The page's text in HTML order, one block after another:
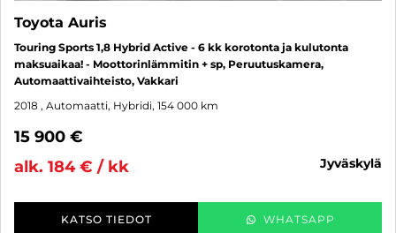
Toyota Auris
Touring Sports 1,8 Hybrid Active - 6 kk korotonta ja kulutonta
maksuaikaa! - Moottorinlämmitin + sp, Peruutuskamera,
Automaattivaihteisto, Vakkari
2018 , Automaatti, Hybridi, 154 000 km
15 900 €
alk. 184 € / kk
jyväskylä
KATSO TIEDOT WHATSAPP